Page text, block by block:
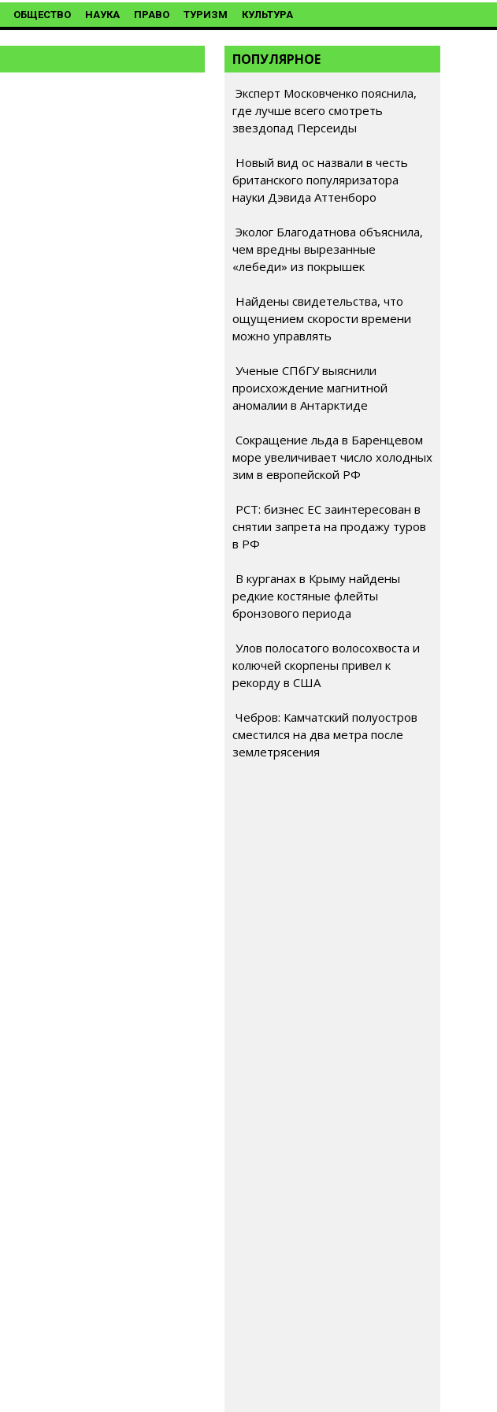
ОБЩЕСТВО НАУКА ПРАВО ТУРИЗМ КУЛЬТУРА
ПОПУЛЯРНОЕ
Эксперт Московченко пояснила,
где лучше всего смотреть
звездопад Персеиды
Новый вид ос назвали в честь
британского популяризатора
науки Дэвида Аттенборо
Эколог Благодатнова объяснила,
чем вредны вырезанные
«лебеди» из покрышек
Найдены свидетельства, что
ощущением скорости времени
можно управлять
Ученые СПбГУ выяснили
происхождение магнитной
аномалии в Антарктиде
Сокращение льда в Баренцевом
море увеличивает число холодных
зим в европейской РФ
РСТ: бизнес ЕС заинтересован в
снятии запрета на продажу туров
в РФ
В курганах в Крыму найдены
редкие костяные флейты
бронзового периода
Улов полосатого волосохвоста и
колючей скорпены привел к
рекорду в США
Чебров: Камчатский полуостров
сместился на два метра после
землетрясения